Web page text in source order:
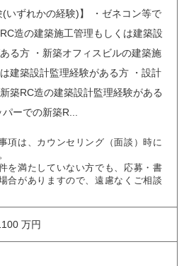
いずれかの経験)】 ・ゼネコン等で
造の建築施工管理もしくは建築設
る方 ・新築オフィスビルの建築施
建築設計監理経験がある方 ・設計
築RC造の建築設計監理経験がある
ーでの新築R...
項は、カウンセリング（面談）時に
を満たしていない方でも、応募・書
合がありますので、遠慮なくご相談
万円